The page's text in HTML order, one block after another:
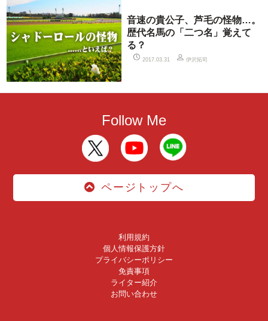
音速の貴公子、芦毛の怪物…。
歴代名馬の「二つ名」覚えて
る？
2017.03.31 伊沢拓司
Follow Me
ページトップへ
利用規約
個人情報保護方針
プライバシーポリシー
免責事項
ライター紹介
お問い合わせ